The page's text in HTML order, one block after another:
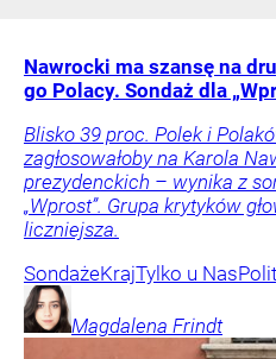
Nawrocki ma szansę na
go Polacy. Sondaż dla
Blisko 39 proc. Polek i
zagłosowałoby na Karola
prezydenckich – wynika z
„Wprost”. Grupa krytyków
liczniejsza.
SondażeKrajTylko u Nas
Magdalena Frindt